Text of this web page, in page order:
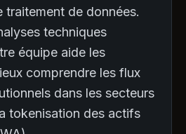
traitement de données.
techniques
équipe aide les
comprendre les flux
dans les secteurs
tokenisation des actifs